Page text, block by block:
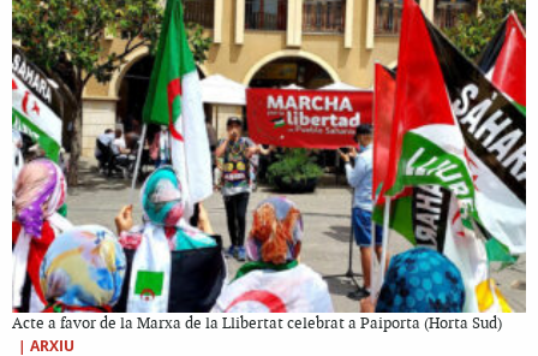
Acte a favor de la Marxa de la Llibertat celebrat a Paiporta (Horta Sud)
| ARXIU